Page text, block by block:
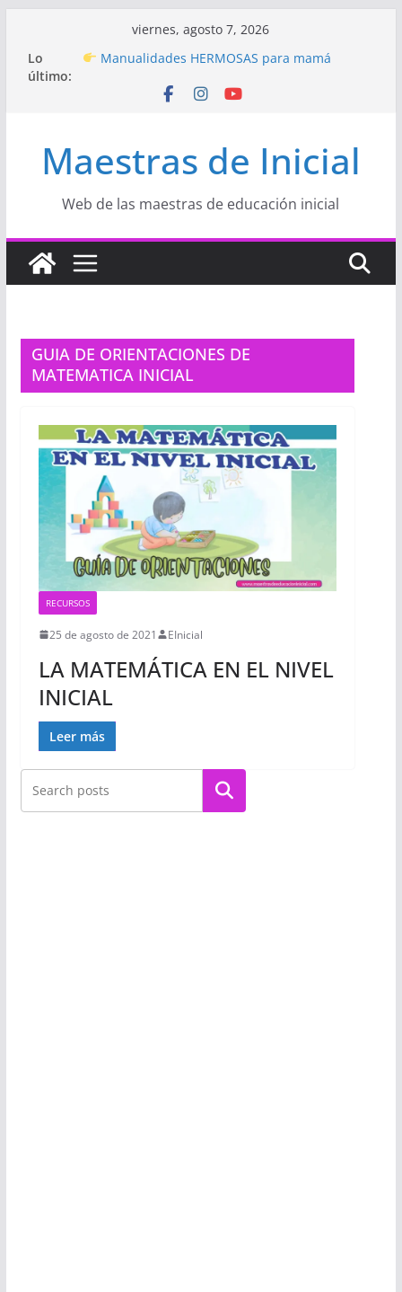
contenido
viernes, agosto 7, 2026
Lo
último:
Hermosos dibujos para MAMÁ: colorea con
Manualidades HERMOSAS para mamá
(fáciles y llenas de amor)
Proyecto
“Celebramos con Alegría la Semana
de la Educación Inicial»
Proyecto de Aprendizaje
Un regalo para
Mamá hecho con amor
Maestras de Inicial
Web de las maestras de educación inicial
GUIA DE ORIENTACIONES DE
MATEMATICA INICIAL
RECURSOS
25 de agosto de 2021 EInicial
LA MATEMÁTICA EN EL NIVEL
INICIAL
Leer más
Buscar